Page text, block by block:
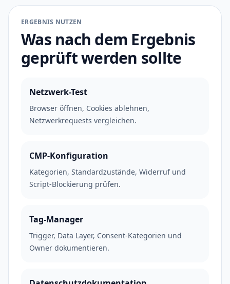
ERGEBNIS NUTZEN
Was nach dem Ergebnis
geprüft werden sollte
Netzwerk-Test
Browser öffnen, Cookies ablehnen,
Netzwerkrequests vergleichen.
CMP-Konfiguration
Kategorien, Standardzustände, Widerruf und
Script-Blockierung prüfen.
Tag-Manager
Trigger, Data Layer, Consent-Kategorien und
Owner dokumentieren.